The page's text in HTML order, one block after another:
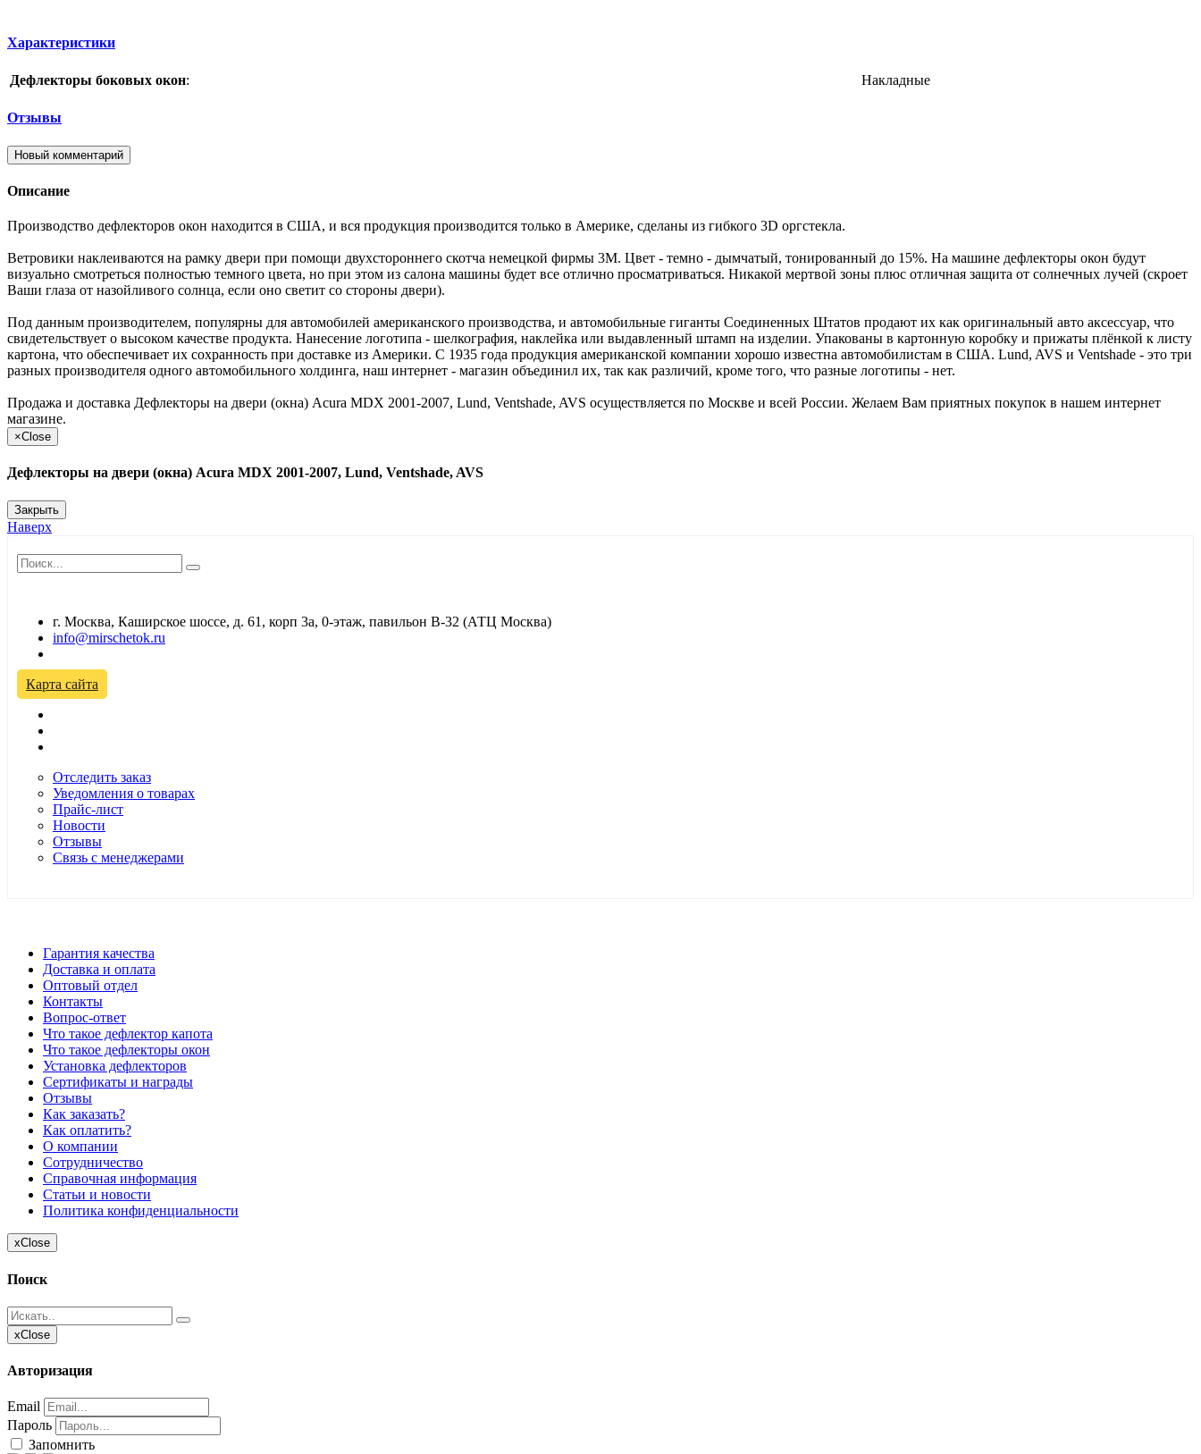
Характеристики
Дефлекторы боковых окон: Накладные
Отзывы
Новый комментарий
Описание
Производство дефлекторов окон находится в США, и вся продукция производится только в Америке, сделаны из гибкого 3D оргстекла.
Ветровики наклеиваются на рамку двери при помощи двухстороннего скотча немецкой фирмы 3M. Цвет - темно - дымчатый, тонированный до 15%. На машине дефлекторы окон будут
визуально смотреться полностью темного цвета, но при этом из салона машины будет все отлично просматриваться. Никакой мертвой зоны плюс отличная защита от солнечных лучей (скроет
Ваши глаза от назойливого солнца, если оно светит со стороны двери).
Под данным производителем, популярны для автомобилей американского производства, и автомобильные гиганты Соединенных Штатов продают их как оригинальный авто аксессуар, что
свидетельствует о высоком качестве продукта. Нанесение логотипа - шелкография, наклейка или выдавленный штамп на изделии. Упакованы в картонную коробку и прижаты плёнкой к листу
картона, что обеспечивает их сохранность при доставке из Америки. С 1935 года продукция американской компании хорошо известна автомобилистам в США. Lund, AVS и Ventshade - это три
разных производителя одного автомобильного холдинга, наш интернет - магазин объединил их, так как различий, кроме того, что разные логотипы - нет.
Продажа и доставка Дефлекторы на двери (окна) Acura MDX 2001-2007, Lund, Ventshade, AVS осуществляется по Москве и всей России. Желаем Вам приятных покупок в нашем интернет
магазине.
×Close
Дефлекторы на двери (окна) Acura MDX 2001-2007, Lund, Ventshade, AVS
Закрыть
Наверх
г. Москва, Каширское шоссе, д. 61, корп 3а, 0-этаж, павильон В-32 (АТЦ Москва)
info@mirschetok.ru
Карта сайта
Отследить заказ
Уведомления о товарах
Прайс-лист
Новости
Отзывы
Связь с менеджерами
Гарантия качества
Доставка и оплата
Оптовый отдел
Контакты
Вопрос-ответ
Что такое дефлектор капота
Что такое дефлекторы окон
Установка дефлекторов
Сертификаты и награды
Отзывы
Как заказать?
Как оплатить?
О компании
Сотрудничество
Справочная информация
Статьи и новости
Политика конфиденциальности
xClose
Поиск
xClose
Авторизация
Email
Пароль
Запомнить